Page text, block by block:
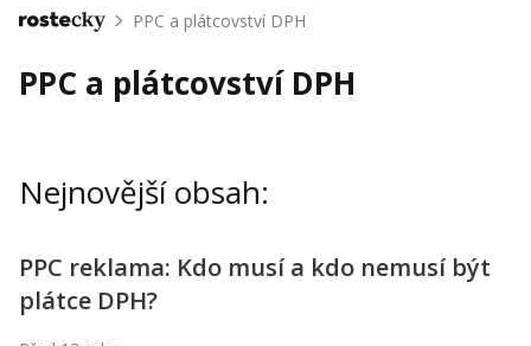
Mentoring
Solo
Inzerce
Přihlášení
Domů PPC a plátcovství DPH
PPC a plátcovství DPH
Nejnovější obsah:
PPC reklama: Kdo musí a kdo nemusí být
plátce DPH?